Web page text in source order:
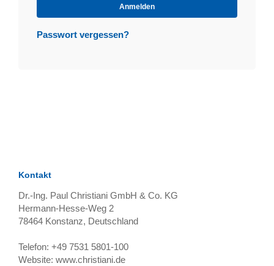
Anmelden
Passwort vergessen?
Kontakt
Dr.-Ing. Paul Christiani GmbH & Co. KG
Hermann-Hesse-Weg 2
78464 Konstanz, Deutschland
Telefon: +49 7531 5801-100
Website: www.christiani.de